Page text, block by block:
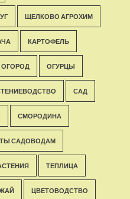
ЩЕЛКОВО АГРОХИМ
КАРТОФЕЛЬ
ОГОРОД ОГУРЦЫ
САД
СМОРОДИНА
САДОВОДАМ
ТЕПЛИЦА
ЦВЕТОВОДСТВО